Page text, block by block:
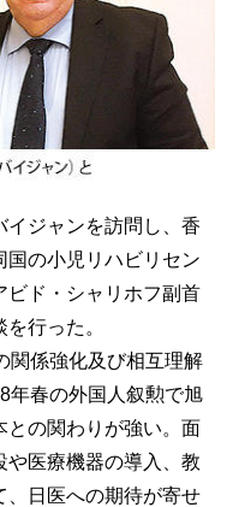
ジャンを訪問し、香
の小児リハビリセン
ビド・シャリホフ副首
行った。
係強化及び相互理解
年春の外国人叙勲で旭
との関わりが強い。面
医療機器の導入、教
、日医への期待が寄せ